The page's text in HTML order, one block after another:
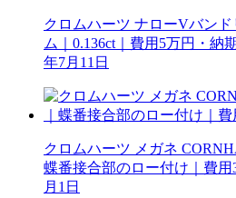
クロムハーツ ナローVバン
ム｜0.136ct｜費用5万円・納
年7月11日
クロムハーツ メガネ
蝶番接合部のロー付け｜費用
月1日